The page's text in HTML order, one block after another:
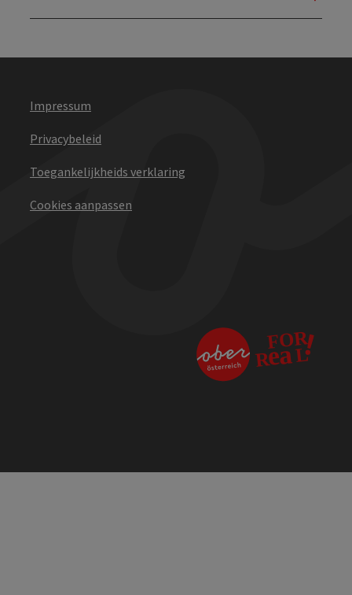
Impressum
Privacybeleid
Toegankelijkheids verklaring
Cookies aanpassen